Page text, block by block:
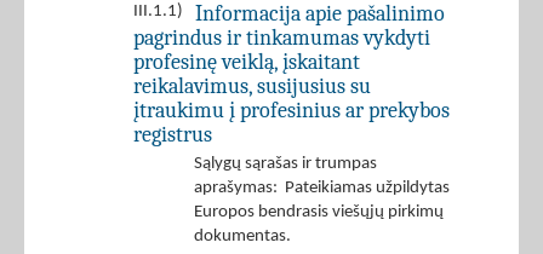
III.1.1)
Informacija apie pašalinimo
pagrindus ir tinkamumas vykdyti
profesinę veiklą, įskaitant
reikalavimus, susijusius su
įtraukimu į profesinius ar prekybos
registrus
Sąlygų sąrašas ir trumpas
aprašymas: Pateikiamas užpildytas
Europos bendrasis viešųjų pirkimų
dokumentas.